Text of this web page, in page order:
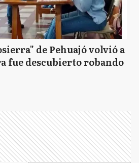
de Pehuajó volvió a
fue descubierto robando